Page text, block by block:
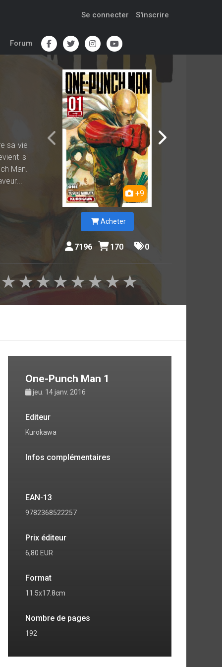
Se connecter S'inscrire
Forum
sa vie
si
Man.
+9
Acheter
7196 170 0
★
★
★
★
★
★
★
★
One-Punch Man 1
jeu. 14 janv. 2016
Editeur
Kurokawa
Infos complémentaires
EAN-13
9782368522257
Prix éditeur
6,80 EUR
Format
11.5x17.8cm
Nombre de pages
192